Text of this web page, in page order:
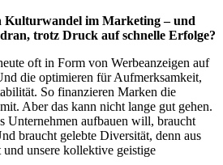
Kulturwandel im Marketing – und
trotz Druck auf schnelle Erfolge?
oft in Form von Werbeanzeigen auf
die optimieren für Aufmerksamkeit,
So finanzieren Marken die
Aber das kann nicht lange gut gehen.
Unternehmen aufbauen will, braucht
braucht gelebte Diversität, denn aus
unsere kollektive geistige